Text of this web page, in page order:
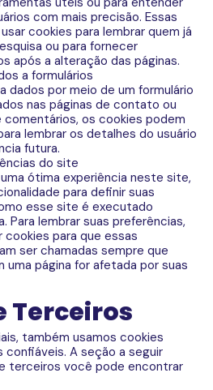
com mais precisão. Essas
cookies para lembrar quem já
ou para fornecer
após a alteração das páginas.
a formulários
dados por meio de um formulário
nas páginas de contato ou
comentários, os cookies podem
lembrar os detalhes do usuário
futura.
do site
ótima experiência neste site,
para definir suas
esse site é executado
Para lembrar suas preferências,
para que essas
ser chamadas sempre que
uma página for afetada por suas
Terceiros
também usamos cookies
A seção a seguir
terceiros você pode encontrar